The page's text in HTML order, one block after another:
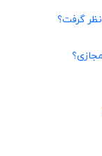
نظر گرفت؟